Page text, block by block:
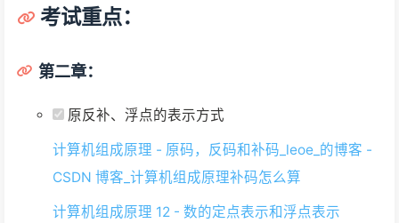
考试重点：
第二章：
原反补、浮点的表示方式
计算机组成原理 - 原码，反码和补码_leoe_的博客 -
CSDN 博客_计算机组成原理补码怎么算
计算机组成原理 12 - 数的定点表示和浮点表示